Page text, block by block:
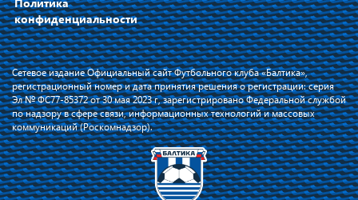
конфиденциальности
Сетевое издание Официальный сайт Футбольного клуба «Балтика»,
регистрационный номер и дата принятия решения о регистрации: серия
Эл № ФС77-85372 от 30 мая 2023 г, зарегистрировано Федеральной службой
по надзору в сфере связи, информационных технологий и массовых
коммуникаций (Роскомнадзор).